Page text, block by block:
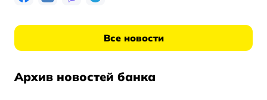
Все новости
Архив новостей банка